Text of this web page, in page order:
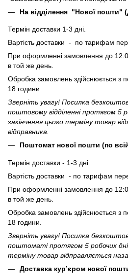
На відділення "Нової пошти"
Термін доставки 1-3 дні.
Вартість доставки - по тарифам
При оформленні замовлення до
в той же день.
Обробка замовлень здійснюється з
18 години
Зверніть увагу! Посилка
поштовому відділенні протягом 5
закінчення цього терміну товар
відправника.
Поштомат нової пошти (по всій
Термін доставки - 1-3 дні
Вартість доставки - по тарифам
При оформленні замовлення до
в той же день.
Обробка замовлень здійснюється з
18 години.
Зверніть увагу! Посилка
поштоматі протягом 5 робочих
терміну товар відправляється
Доставка кур’єром нової